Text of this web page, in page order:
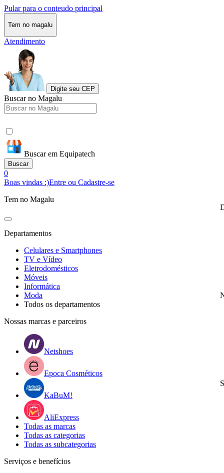
Pular para o conteudo principal
Tem no magalu
Atendimento
Digite seu CEP
Buscar no Magalu
Buscar em Equipatech
Buscar
0
Boas vindas :)Entre ou Cadastre-se
Tem no Magalu
Departamentos
Celulares e Smartphones
TV e Vídeo
Eletrodomésticos
Móveis
Informática
Moda
Todos os departamentos
Nossas marcas e parceiros
Netshoes
Epoca Cosméticos
KaBuM!
AliExpress
Todas as marcas
Todas as categorias
Todas as subcategorias
Serviços e benefícios